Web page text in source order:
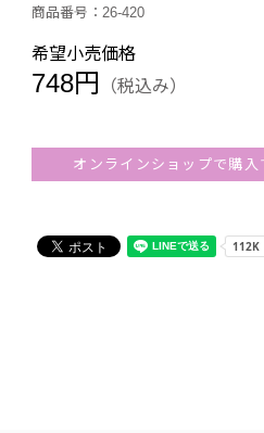
商品番号：26-420
希望小売価格
748円 （税込み）
オンラインショップで購入